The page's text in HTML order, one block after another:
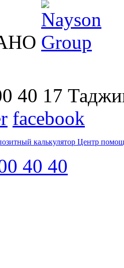
40 17
facebook
калькулятор Центр
40 40